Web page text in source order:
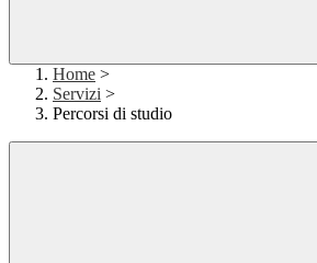
Home >
Servizi >
Percorsi di studio